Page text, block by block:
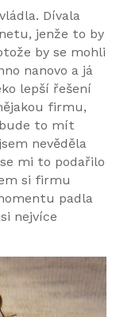
Dívala
jenže to by
by se mohli
nanovo a já
lepší řešení
firmu,
to mít
nevěděla
mi to podařilo
si firmu
padla
nejvíce